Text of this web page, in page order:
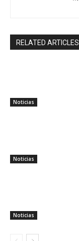
RELATED ARTICLES
Noticias
Noticias
Noticias